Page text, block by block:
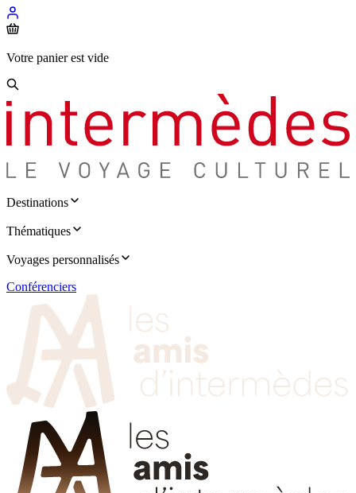
Votre panier est vide
Destinations
Thématiques
Voyages personnalisés
Conférenciers